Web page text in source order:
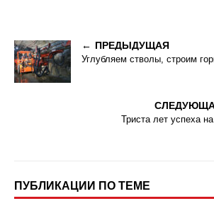
ПРЕДЫДУЩАЯ
Углубляем стволы, строим
Триста лет успеха
ПУБЛИКАЦИИ ПО ТЕМЕ